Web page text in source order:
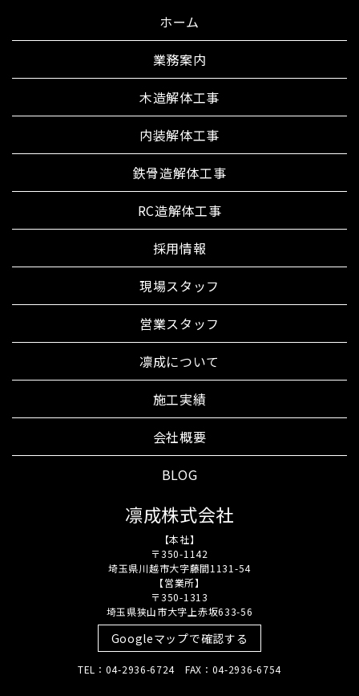
ホーム
業務案内
木造解体工事
内装解体工事
鉄骨造解体工事
RC造解体工事
採用情報
現場スタッフ
営業スタッフ
凛成について
施工実績
会社概要
BLOG
凛成株式会社
【本社】
〒350-1142
埼玉県川越市大字藤間1131-54
【営業所】
〒350-1313
埼玉県狭山市大字上赤坂633-56
Googleマップで確認する
TEL：04-2936-6724 FAX：04-2936-6754